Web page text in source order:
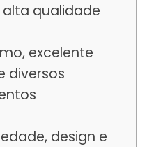
qualidade
excelente
diversos
design e